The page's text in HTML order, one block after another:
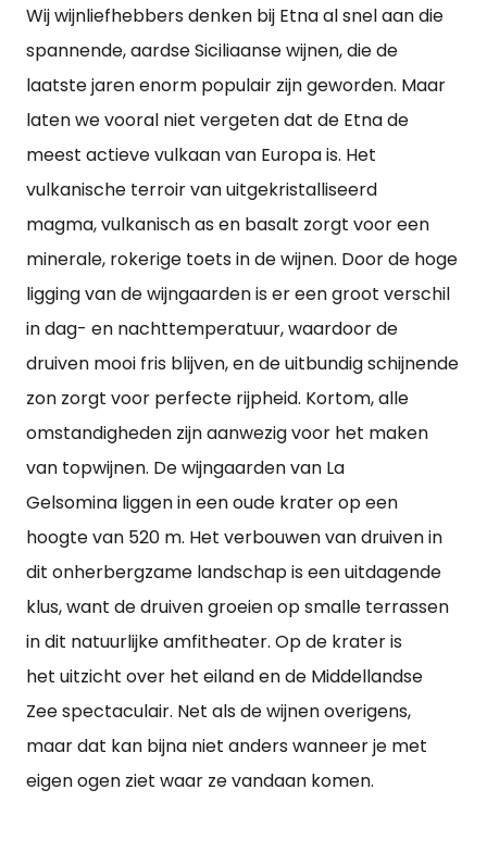
Wij wijnliefhebbers denken bij Etna al snel aan die
spannende, aardse Siciliaanse wijnen, die de
laatste jaren enorm populair zijn geworden. Maar
laten we vooral niet vergeten dat de Etna de
meest actieve vulkaan van Europa is. Het
vulkanische terroir van uitgekristalliseerd
magma, vulkanisch as en basalt zorgt voor een
minerale, rokerige toets in de wijnen. Door de hoge
ligging van de wijngaarden is er een groot verschil
in dag- en nachttemperatuur, waardoor de
druiven mooi fris blijven, en de uitbundig schijnende
zon zorgt voor perfecte rijpheid. Kortom, alle
omstandigheden zijn aanwezig voor het maken
van topwijnen. De wijngaarden van La
Gelsomina liggen in een oude krater op een
hoogte van 520 m. Het verbouwen van druiven in
dit onherbergzame landschap is een uitdagende
klus, want de druiven groeien op smalle terrassen
in dit natuurlijke amfitheater. Op de krater is
het uitzicht over het eiland en de Middellandse
Zee spectaculair. Net als de wijnen overigens,
maar dat kan bijna niet anders wanneer je met
eigen ogen ziet waar ze vandaan komen.